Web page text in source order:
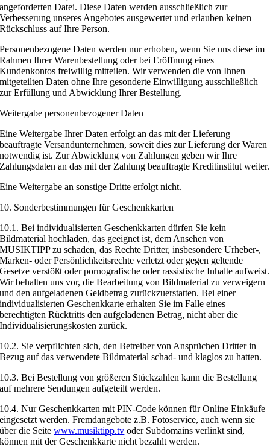
angeforderten Datei. Diese Daten werden ausschließlich zur
Verbesserung unseres Angebotes ausgewertet und erlauben keinen
Rückschluss auf Ihre Person.
Personenbezogene Daten werden nur erhoben, wenn Sie uns diese im
Rahmen Ihrer Warenbestellung oder bei Eröffnung eines
Kundenkontos freiwillig mitteilen. Wir verwenden die von Ihnen
mitgeteilten Daten ohne Ihre gesonderte Einwilligung ausschließlich
zur Erfüllung und Abwicklung Ihrer Bestellung.
Weitergabe personenbezogener Daten
Eine Weitergabe Ihrer Daten erfolgt an das mit der Lieferung
beauftragte Versandunternehmen, soweit dies zur Lieferung der Waren
notwendig ist. Zur Abwicklung von Zahlungen geben wir Ihre
Zahlungsdaten an das mit der Zahlung beauftragte Kreditinstitut weiter.
Eine Weitergabe an sonstige Dritte erfolgt nicht.
10. Sonderbestimmungen für Geschenkkarten
10.1. Bei individualisierten Geschenkkarten dürfen Sie kein
Bildmaterial hochladen, das geeignet ist, dem Ansehen von
MUSIKTIPP zu schaden, das Rechte Dritter, insbesondere Urheber-,
Marken- oder Persönlichkeitsrechte verletzt oder gegen geltende
Gesetze verstößt oder pornografische oder rassistische Inhalte aufweist.
Wir behalten uns vor, die Bearbeitung von Bildmaterial zu verweigern
und den aufgeladenen Geldbetrag zurückzuerstatten. Bei einer
individualisierten Geschenkkarte erhalten Sie im Falle eines
berechtigten Rücktritts den aufgeladenen Betrag, nicht aber die
Individualisierungskosten zurück.
10.2. Sie verpflichten sich, den Betreiber von Ansprüchen Dritter in
Bezug auf das verwendete Bildmaterial schad- und klaglos zu hatten.
10.3. Bei Bestellung von größeren Stückzahlen kann die Bestellung
auf mehrere Sendungen aufgeteilt werden.
10.4. Nur Geschenkkarten mit PIN-Code können für Online Einkäufe
eingesetzt werden. Fremdangebote z.B. Fotoservice, auch wenn sie
über die Seitewww.musiktipp.tv oder Subdomains verlinkt sind,
können mit der Geschenkkarte nicht bezahlt werden.